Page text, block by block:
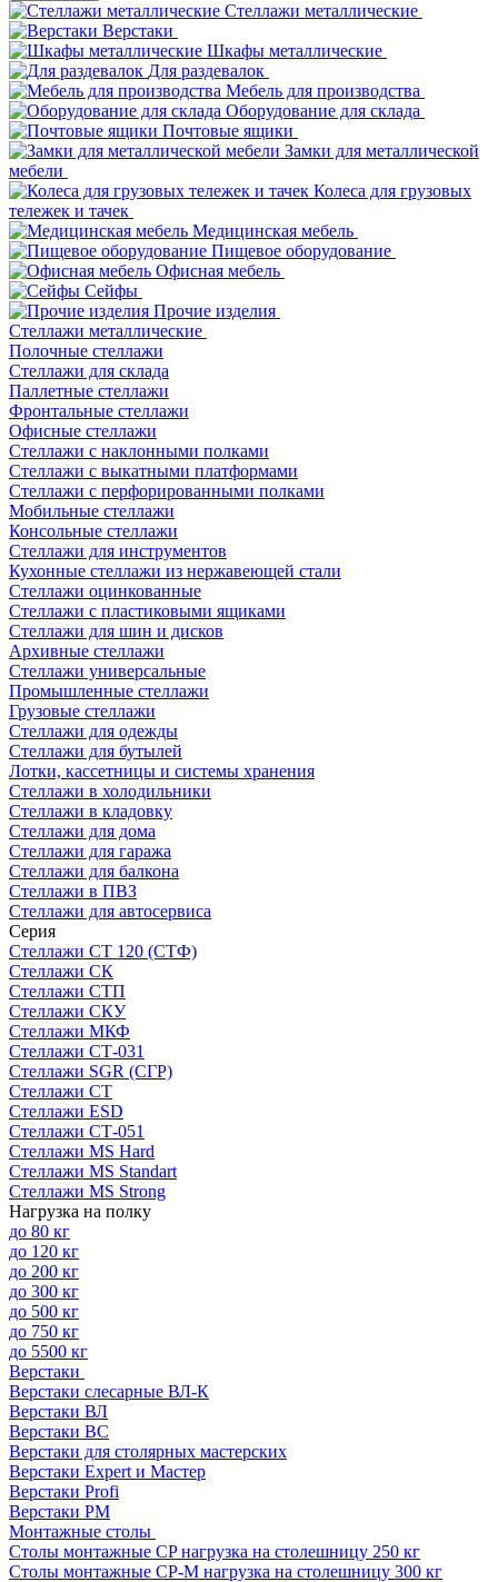
Стеллажи металлические
Верстаки
Шкафы металлические
Для раздевалок
Мебель для производства
Оборудование для склада
Почтовые ящики
Замки для металлической
мебели
Колеса для грузовых
тележек и тачек
Медицинская мебель
Пищевое оборудование
Офисная мебель
Сейфы
Прочие изделия
Стеллажи металлические
Полочные стеллажи
Стеллажи для склада
Паллетные стеллажи
Фронтальные стеллажи
Офисные стеллажи
Стеллажи с наклонными полками
Стеллажи с выкатными платформами
Стеллажи с перфорированными полками
Мобильные стеллажи
Консольные стеллажи
Стеллажи для инструментов
Кухонные стеллажи из нержавеющей стали
Стеллажи оцинкованные
Стеллажи с пластиковыми ящиками
Стеллажи для шин и дисков
Архивные стеллажи
Стеллажи универсальные
Промышленные стеллажи
Грузовые стеллажи
Стеллажи для одежды
Стеллажи для бутылей
Лотки, кассетницы и системы хранения
Стеллажи в холодильники
Стеллажи в кладовку
Стеллажи для дома
Стеллажи для гаража
Стеллажи для балкона
Стеллажи в ПВЗ
Стеллажи для автосервиса
Серия
Стеллажи СТ 120 (СТФ)
Стеллажи СК
Стеллажи СТП
Стеллажи СКУ
Стеллажи МКФ
Стеллажи СТ-031
Стеллажи SGR (СГР)
Стеллажи СТ
Стеллажи ESD
Стеллажи СТ-051
Стеллажи MS Hard
Стеллажи MS Standart
Стеллажи MS Strong
Нагрузка на полку
до 80 кг
до 120 кг
до 200 кг
до 300 кг
до 500 кг
до 750 кг
до 5500 кг
Верстаки
Верстаки слесарные ВЛ-К
Верстаки ВЛ
Верстаки ВС
Верстаки для столярных мастерских
Верстаки Expert и Мастер
Верстаки Profi
Верстаки РМ
Монтажные столы
Столы монтажные СP нагрузка на столешницу 250 кг
Столы монтажные СР-М нагрузка на столешницу 300 кг